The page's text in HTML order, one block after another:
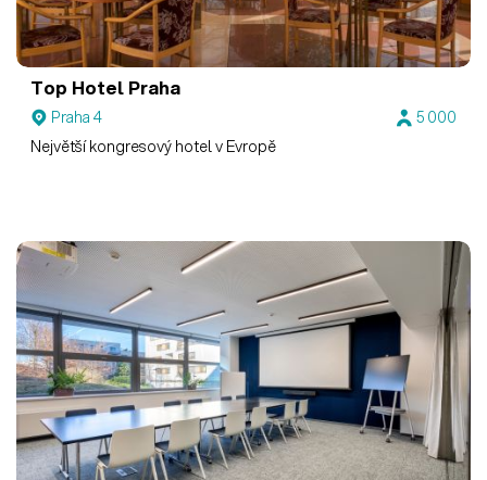
Top Hotel Praha
Praha 4
5 000
Největší kongresový hotel v Evropě